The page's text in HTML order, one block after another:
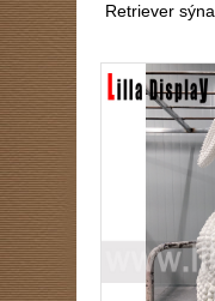
Retriever